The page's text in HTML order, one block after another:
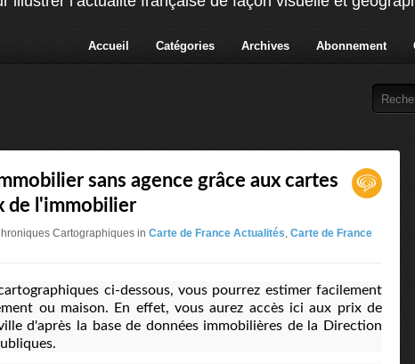
Accueil Catégories Archives Abonnement
sans agence grâce aux cartes
de l'immobilier
Cartographiques in Carte de France Actualités, Carte de France
ci-dessous, vous pourrez estimer facilement
ou maison. En effet, vous aurez accès ici aux prix de
d'après la base de données immobilières de la Direction